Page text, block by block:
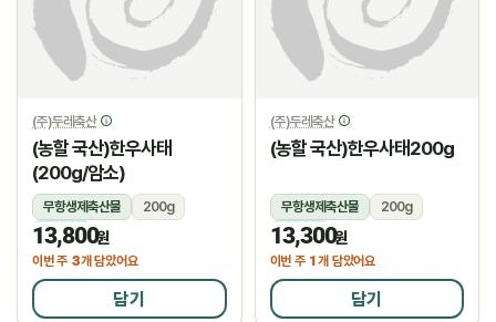
(주)두레축산
(농할 국산)한우사태
(200g/암소)
무항생제축산물
200g
냉장
13,800원
이번 주 3개 담았어요
담기
(주)두레축산
(농할 국산)한우사태200g
무항생제축산물
200g
냉장
13,300원
이번 주 1개 담았어요
담기